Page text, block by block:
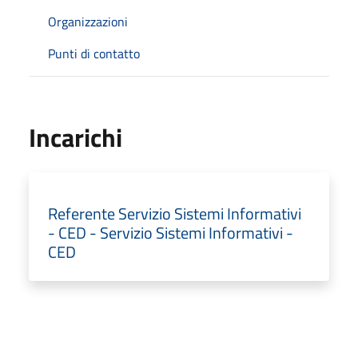
Organizzazioni
Punti di contatto
Incarichi
Referente Servizio Sistemi Informativi
- CED - Servizio Sistemi Informativi -
CED